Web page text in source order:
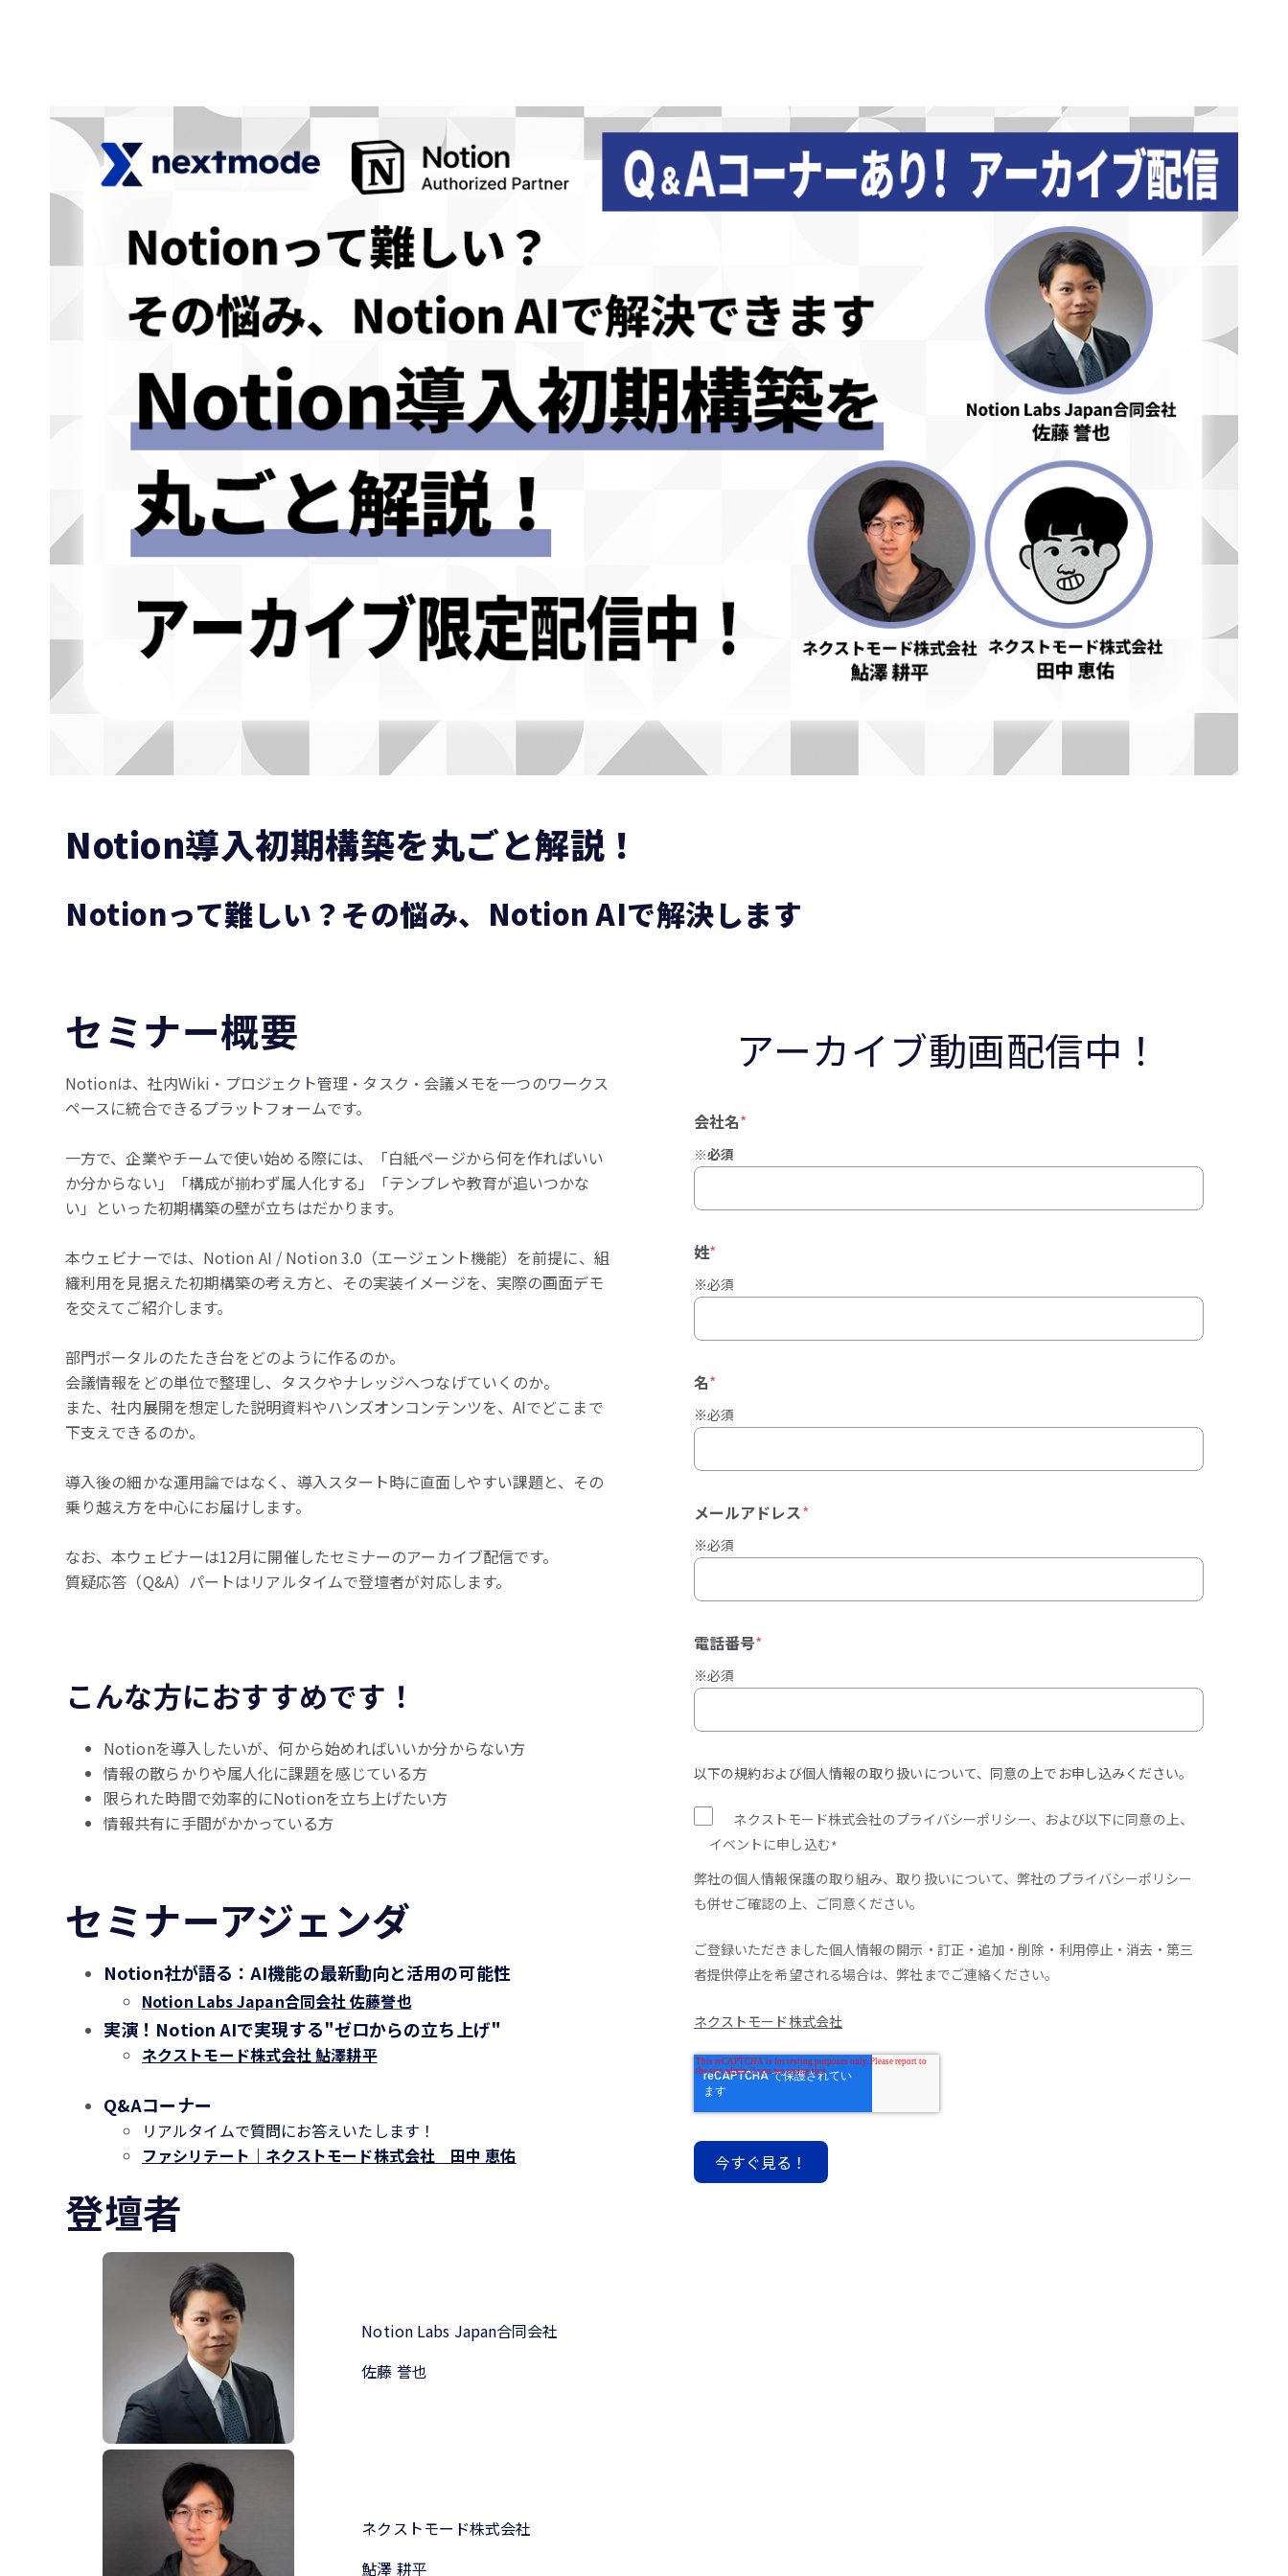
Notion導入初期構築を丸ごと解説！
Notionって難しい？その悩み、Notion AIで解決します
セミナー概要
Notionは、社内Wiki・プロジェクト管理・タスク・会議メモを一つのワークス
ペースに統合できるプラットフォームです。
一方で、企業やチームで使い始める際には、「白紙ページから何を作ればいい
か分からない」「構成が揃わず属人化する」「テンプレや教育が追いつかな
い」といった初期構築の壁が立ちはだかります。
本ウェビナーでは、Notion AI / Notion 3.0（エージェント機能）を前提に、組
織利用を見据えた初期構築の考え方と、その実装イメージを、実際の画面デモ
を交えてご紹介します。
部門ポータルのたたき台をどのように作るのか。
会議情報をどの単位で整理し、タスクやナレッジへつなげていくのか。
また、社内展開を想定した説明資料やハンズオンコンテンツを、AIでどこまで
下支えできるのか。
導入後の細かな運用論ではなく、導入スタート時に直面しやすい課題と、その
乗り越え方を中心にお届けします。
なお、本ウェビナーは12月に開催したセミナーのアーカイブ配信です。
質疑応答（Q&A）パートはリアルタイムで登壇者が対応します。
こんな方におすすめです！
Notionを導入したいが、何から始めればいいか分からない方
情報の散らかりや属人化に課題を感じている方
限られた時間で効率的にNotionを立ち上げたい方
情報共有に手間がかかっている方
セミナーアジェンダ
Notion社が語る：AI機能の最新動向と活用の可能性
Notion Labs Japan合同会社 佐藤誉也
実演！Notion AIで実現する"ゼロからの立ち上げ"
ネクストモード株式会社 鮎澤耕平
Q&Aコーナー
リアルタイムで質問にお答えいたします！
ファシリテート｜ネクストモード株式会社 田中 恵佑
登壇者
Notion Labs Japan合同会社
佐藤 誉也
ネクストモード株式会社
鮎澤 耕平
アーカイブ動画配信中！
会社名*
※必須
姓*
※必須
名*
※必須
メールアドレス*
※必須
電話番号*
※必須
以下の規約および個人情報の取り扱いについて、同意の上でお申し込みください。
ネクストモード株式会社のプライバシーポリシー、および以下に同意の上、
イベントに申し込む*
弊社の個人情報保護の取り組み、取り扱いについて、弊社のプライバシーポリシー
も併せご確認の上、ご同意ください。
ご登録いただきました個人情報の開示・訂正・追加・削除・利用停止・消去・第三
者提供停止を希望される場合は、弊社までご連絡ください。
ネクストモード株式会社